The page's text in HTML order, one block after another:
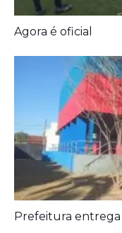
Prefeitura entrega
Aposentados
com a prefeitura